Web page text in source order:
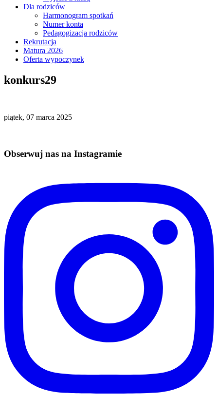
Dla rodziców
Harmonogram spotkań
Numer konta
Pedagogizacja rodziców
Rekrutacja
Matura 2026
Oferta wypoczynek
konkurs29
piątek, 07 marca 2025
Obserwuj nas na Instagramie